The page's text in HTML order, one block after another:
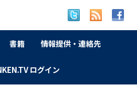
書籍 情報提供・連絡先
ログイン